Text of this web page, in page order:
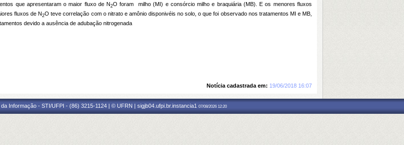
que apresentaram o maior fluxo de N2O foram milho (MI) e consórcio milho e braquiária (MB). E os menores fluxos
fluxos de N2O teve correlação com o nitrato e amônio disponivéis no solo, o que foi observado nos tratamentos MI e MB,
devido a ausência de adubação nitrogenada
Notícia cadastrada em: 19/06/2018 16:07
Informação - STI/UFPI - (86) 3215-1124 | © UFRN | sigjb04.ufpi.br.instancia1 07/08/2026 12:20